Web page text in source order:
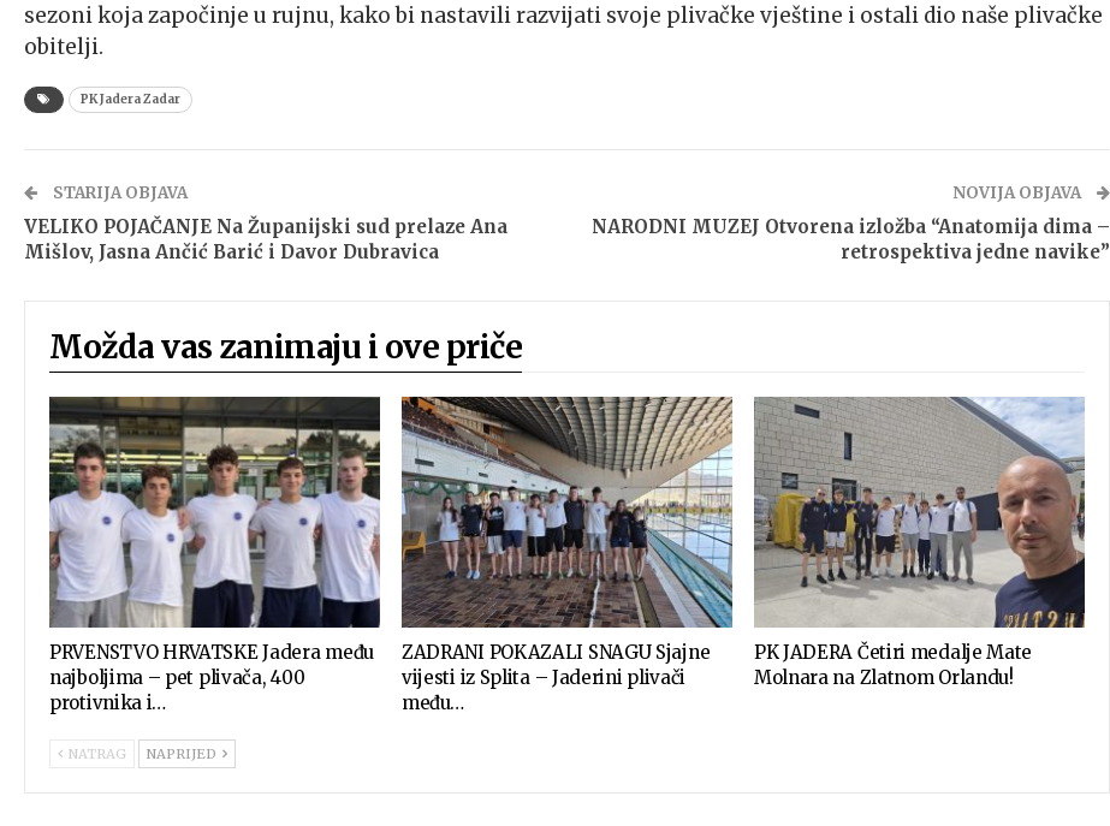
sezoni koja započinje u rujnu, kako bi nastavili razvijati svoje plivačke vještine i ostali dio naše plivačke
obitelji.
PK Jadera Zadar
STARIJA OBJAVA
VELIKO POJAČANJE Na Županijski sud prelaze Ana
Mišlov, Jasna Ančić Barić i Davor Dubravica
NOVIJA OBJAVA
NARODNI MUZEJ Otvorena izložba “Anatomija dima –
retrospektiva jedne navike”
Možda vas zanimaju i ove priče
PRVENSTVO HRVATSKE Jadera među
najboljima – pet plivača, 400
protivnika i…
ZADRANI POKAZALI SNAGU Sjajne
vijesti iz Splita – Jaderini plivači
među…
PK JADERA Četiri medalje Mate
Molnara na Zlatnom Orlandu!
NATRAG NAPRIJED